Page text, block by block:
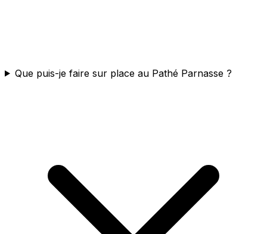
Que puis-je faire sur place au Pathé Parnasse ?